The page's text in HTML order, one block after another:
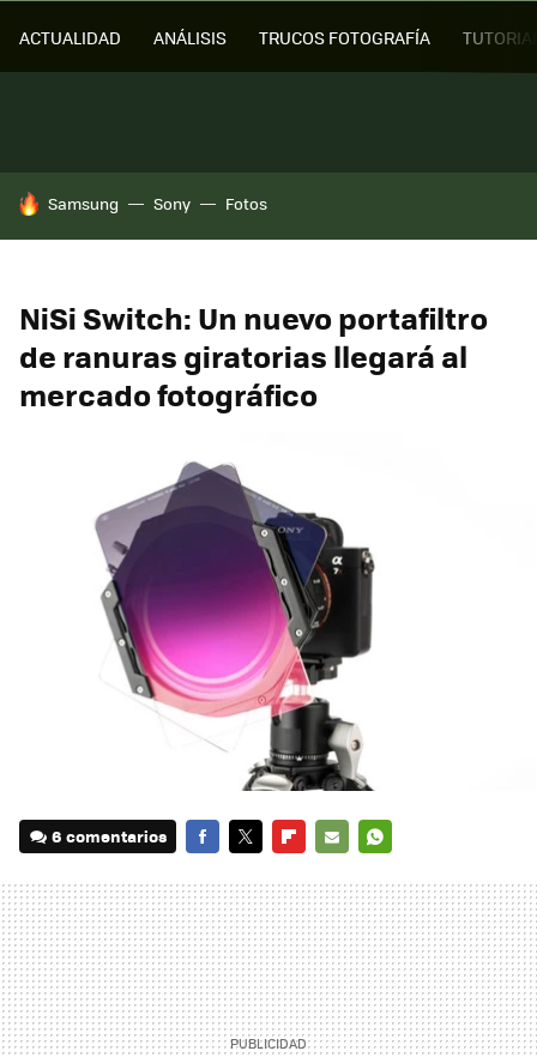
ACTUALIDAD ANÁLISIS TRUCOS FOTOGRAFÍA
HOY SE HABLA DE
Samsung Sony Fotos
NiSi Switch: Un nuevo portafiltro
de ranuras giratorias llegará al
mercado fotográfico
6 comentarios
MAIL